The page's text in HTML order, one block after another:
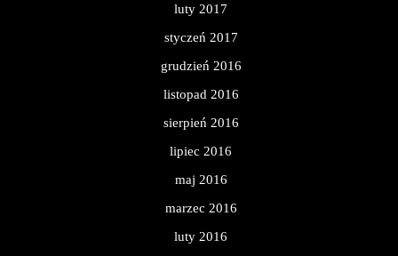
luty 2017
styczeń 2017
grudzień 2016
listopad 2016
sierpień 2016
lipiec 2016
maj 2016
marzec 2016
luty 2016